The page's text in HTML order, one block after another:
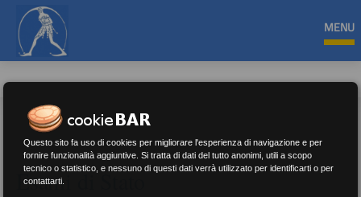
MENU
Esami di Stato
Questo sito fa uso di cookies per migliorare l'esperienza di navigazione e per
fornire funzionalità aggiuntive. Si tratta di dati del tutto anonimi, utili a scopo
tecnico o statistico, e nessuno di questi dati verrà utilizzato per identificarti o per
contattarti.